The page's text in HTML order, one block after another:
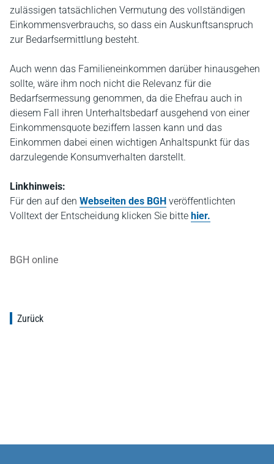
zulässigen tatsächlichen Vermutung des vollständigen
Einkommensverbrauchs, so dass ein Auskunftsanspruch
zur Bedarfsermittlung besteht.
Auch wenn das Familieneinkommen darüber hinausgehen
sollte, wäre ihm noch nicht die Relevanz für die
Bedarfsermessung genommen, da die Ehefrau auch in
diesem Fall ihren Unterhaltsbedarf ausgehend von einer
Einkommensquote beziffern lassen kann und das
Einkommen dabei einen wichtigen Anhaltspunkt für das
darzulegende Konsumverhalten darstellt.
Linkhinweis:
Für den auf den Webseiten des BGH veröffentlichten
Volltext der Entscheidung klicken Sie bitte hier.
BGH online
Zurück